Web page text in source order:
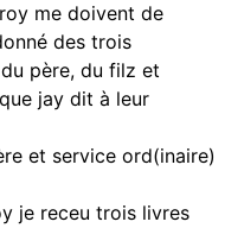
me doivent de
des trois
père, du filz et
jay dit à leur
et service ord(inaire)
je receu trois livres